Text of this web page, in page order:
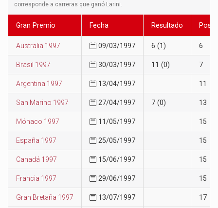
corresponde a carreras que ganó Larini.
Gran Premio Fecha Resultado
Australia 1997 09/03/1997 6 (1) 6
Brasil 1997 30/03/1997 11 (0) 7
Argentina 1997 13/04/1997 11
San Marino 1997 27/04/1997 7 (0) 13
Mónaco 1997 11/05/1997 15
España 1997 25/05/1997 15
Canadá 1997 15/06/1997 15
Francia 1997 29/06/1997 15
Gran Bretaña 1997 13/07/1997 17